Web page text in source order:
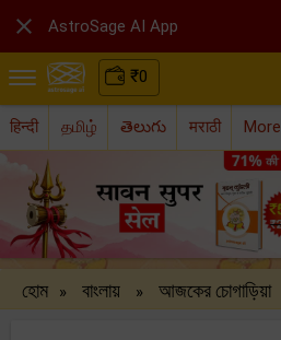
₹0
हिन्दी தமிழ் తెలుగు मराठी More
হোম » বাংলায় » আজকের চোগাড়িয়া
 AstroSage AI App